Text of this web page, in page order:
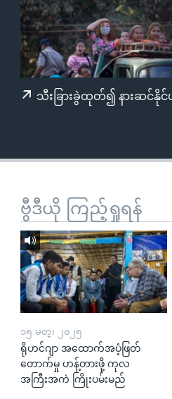
သီးခြားခွဲထုတ်၍ နားဆင်နို
ဗွီဒီယို ကြည့်ရှုရန်
၁၅ မတ္၊ ၂၀၂၅
ရိုဟင်ဂျာ အထောက်အပံ့ဖြတ်
တောက်မှု ဟန့်တားဖို့ ကုလ
အကြီးအကဲ ကြိုးပမ်းမည်